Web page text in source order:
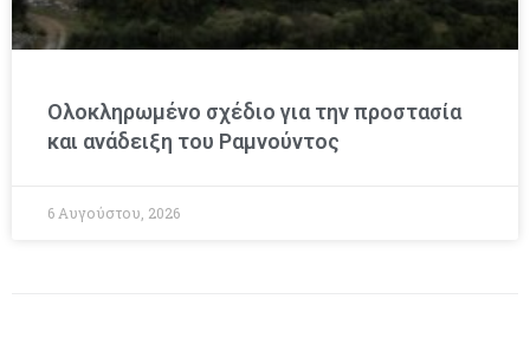
Ολοκληρωμένο σχέδιο για την προστασία
και ανάδειξη του Ραμνούντος
6 Αυγούστου, 2026